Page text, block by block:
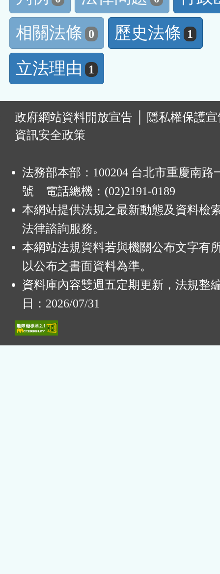
相關法條 0 歷史法條 1
立法理由 1
政府網站資料開放宣告
隱私權保護
資訊安全政策
法務部本部：100204 台北市重慶南路
號 電話總機：(02)2191-0189
本網站提供法規之最新動態及資料檢
法律諮詢服務。
本網站法規資料若與機關公布文字有
以公布之書面資料為準。
資料庫內容雙週五定期更新，法規整
日：2026/07/31